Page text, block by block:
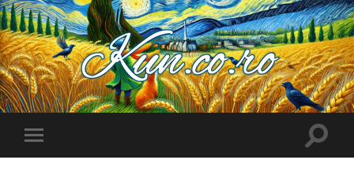
Kuncoro++
Toggle
mobile
Toggle